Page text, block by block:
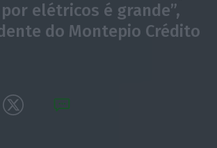
elétricos é grande”,
do Montepio Crédito